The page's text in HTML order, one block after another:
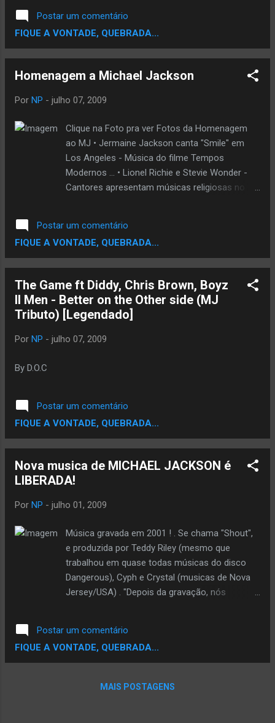
influenciou toda uma geraçao de
musicos...principalmente..no Mundo do Hip
Hop..Como por exemplo Usher,Chris
varios Rappers e Produtores Samplearam
musicas de MJ... Mas infelismente ja era tua
permite..intaum depois de hoje..q foi teu
enterro..nao temos mais q chorar..e
sim..celebrar seu legado..de
musicas....Descanse Em Paz MJ. Como
Admirador de MJ..e BeatMaker.."Sampliei" a
Michael Jackson. Ouçam Tenho certeza q
vao Gostar. ...
Postar um comentário
FIQUE A VONTADE, QUEBRADA...
Homenagem a Michael Jackson
Por NP - julho 07, 2009
Clique na Foto pra ver Fotos da Homenagem
ao MJ • Jermaine Jackson canta "Smile" em
Los Angeles - Música do filme Tempos
Modernos ... • Lionel Richie e Stevie Wonder -
Cantores apresentam músicas religiosas no
Smokey Robinson abre homenagem a Michael -
Cantor lê mensagem de Nelson Mandela • A
Vida no Reino da Magia - RS EUA visitou a casa
Postar um comentário
FIQUE A VONTADE, QUEBRADA...
The Game ft Diddy, Chris Brown, Boyz
II Men - Better on the Other side (MJ
Tributo) [Legendado]
Por NP - julho 07, 2009
By D.O.C
Postar um comentário
FIQUE A VONTADE, QUEBRADA...
Nova musica de MICHAEL JACKSON é
LIBERADA!
Por NP - julho 01, 2009
Música gravada em 2001 ! . Se chama "Shout",
e produzida por Teddy Riley (mesmo que
trabalhou em quase todas músicas do disco
Dangerous), Cyph e Crystal (musicas de Nova
Jersey/USA) . "Depois da gravação, nós
curtindo a música, mas infelizmente a gravação
se perdeu por interesses políticos da
gravadora. Ninguém ouviu 'Shout' nos Estados
Unidos". . Segundo o jornal inglês Times of
Postar um comentário
FIQUE A VONTADE, QUEBRADA...
MAIS POSTAGENS